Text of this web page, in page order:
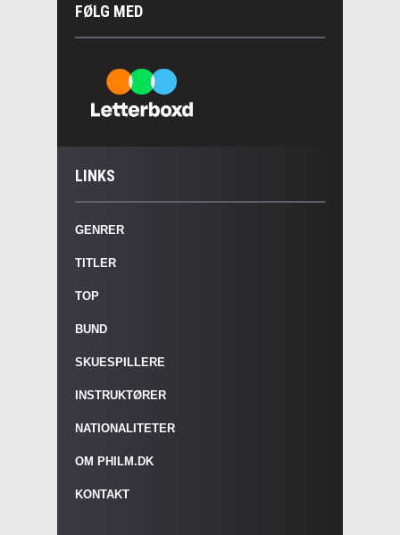
FØLG MED
LINKS
GENRER
TITLER
TOP
BUND
SKUESPILLERE
INSTRUKTØRER
NATIONALITETER
OM PHILM.DK
KONTAKT